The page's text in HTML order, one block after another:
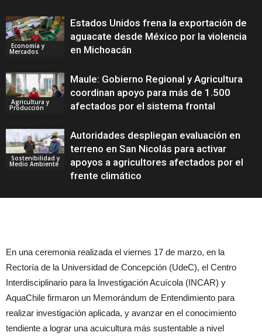
Economía y
Mercados
Estados Unidos frena la exportación de
aguacate desde México por la violencia
en Michoacán
Agricultura y
Producción
Maule: Gobierno Regional y Agricultura
coordinan apoyo para más de 1.500
afectados por el sistema frontal
Sostenibilidad y
Medio Ambiente
Autoridades despliegan evaluación en
terreno en San Nicolás para activar
apoyos a agricultores afectados por el
frente climático
En una ceremonia realizada el viernes 17 de marzo, en la
Rectoría de la Universidad de Concepción (UdeC), el Centro
Interdisciplinario para la Investigación Acuícola (INCAR) y
AquaChile firmaron un Memorándum de Entendimiento para
realizar investigación aplicada, y avanzar en el conocimiento
tendiente a lograr una acuicultura más sustentable a nivel